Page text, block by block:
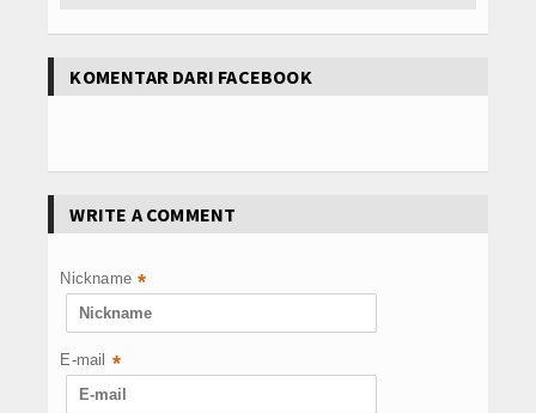
KOMENTAR DARI FACEBOOK
WRITE A COMMENT
Nickname *
E-mail *